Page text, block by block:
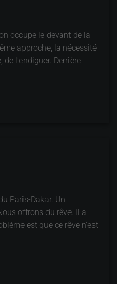
occupe le devant de la
approche, la nécessité
de l'endiguer. Derrière
Paris-Dakar. Un
offrons du rêve. Il a
est que ce rêve n'est